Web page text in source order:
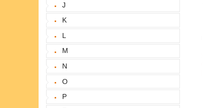
J
K
L
M
N
O
P